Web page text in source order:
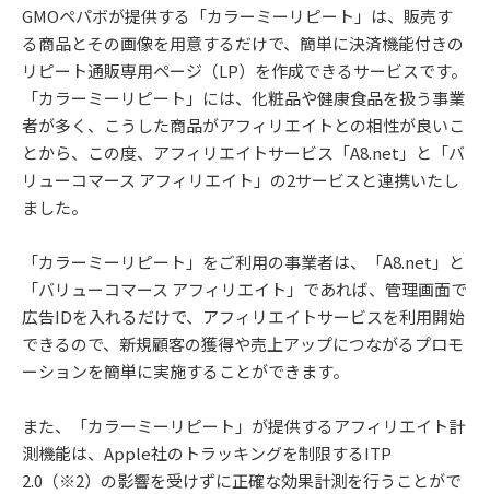
GMOペパボが提供する「カラーミーリピート」は、販売す
る商品とその画像を用意するだけで、簡単に決済機能付きの
リピート通販専用ページ（LP）を作成できるサービスです。
「カラーミーリピート」には、化粧品や健康食品を扱う事業
者が多く、こうした商品がアフィリエイトとの相性が良いこ
とから、この度、アフィリエイトサービス「A8.net」と「バ
リューコマース アフィリエイト」の2サービスと連携いたし
ました。
「カラーミーリピート」をご利用の事業者は、「A8.net」と
「バリューコマース アフィリエイト」であれば、管理画面で
広告IDを入れるだけで、アフィリエイトサービスを利用開始
できるので、新規顧客の獲得や売上アップにつながるプロモ
ーションを簡単に実施することができます。
また、「カラーミーリピート」が提供するアフィリエイト計
測機能は、Apple社のトラッキングを制限するITP
2.0（※2）の影響を受けずに正確な効果計測を行うことがで